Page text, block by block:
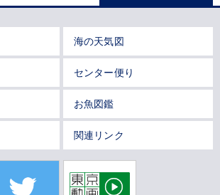
海の天気図
センター便り
お魚図鑑
関連リンク